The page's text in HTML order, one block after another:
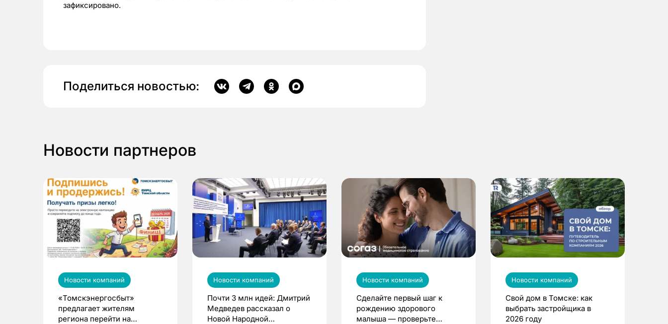
зафиксировано.
Поделиться новостью:
Новости партнеров
Новости компаний
«Томскэнергосбыт»
предлагает жителям
региона перейти на
Новости компаний
Почти 3 млн идей: Дмитрий
Медведев рассказал о
Новой Народной
Новости компаний
Сделайте первый шаг к
рождению здорового
малыша — проверьте
Новости компаний
Свой дом в Томске: как
выбрать застройщика в
2026 году